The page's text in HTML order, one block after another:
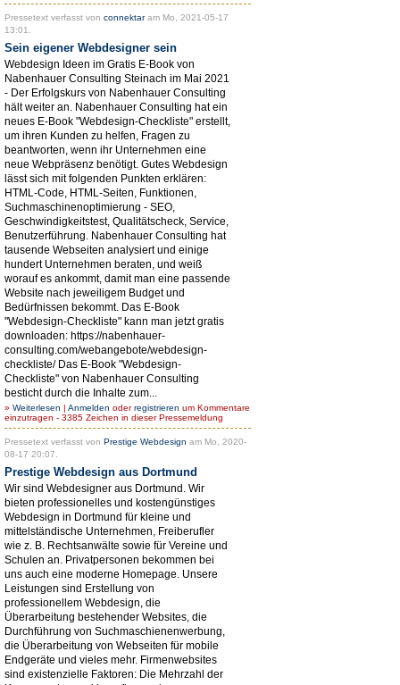
Pressetext verfasst von connektaram Mo, 2021-05-17
13:01.
Sein eigener Webdesigner sein
Webdesign Ideen im Gratis E-Book von
Nabenhauer Consulting Steinach im Mai 2021
- Der Erfolgskurs von Nabenhauer Consulting
hält weiter an. Nabenhauer Consulting hat ein
neues E-Book "Webdesign-Checkliste" erstellt,
um ihren Kunden zu helfen, Fragen zu
beantworten, wenn ihr Unternehmen eine
neue Webpräsenz benötigt. Gutes Webdesign
lässt sich mit folgenden Punkten erklären:
HTML-Code, HTML-Seiten, Funktionen,
Suchmaschinenoptimierung - SEO,
Geschwindigkeitstest, Qualitätscheck, Service,
Benutzerführung. Nabenhauer Consulting hat
tausende Webseiten analysiert und einige
hundert Unternehmen beraten, und weiß
worauf es ankommt, damit man eine passende
Website nach jeweiligem Budget und
Bedürfnissen bekommt. Das E-Book
"Webdesign-Checkliste" kann man jetzt gratis
downloaden: https://nabenhauer-
consulting.com/webangebote/webdesign-
checkliste/ Das E-Book "Webdesign-
Checkliste" von Nabenhauer Consulting
besticht durch die Inhalte zum...
» Weiterlesen | Anmelden oderregistrieren um Kommentare
einzutragen - 3385 Zeichen in dieser Pressemeldung
Pressetext verfasst von Prestige Webdesign am Mo, 2020-
08-17 20:07.
Prestige Webdesign aus Dortmund
Wir sind Webdesigner aus Dortmund. Wir
bieten professionelles und kostengünstiges
Webdesign in Dortmund für kleine und
mittelständische Unternehmen, Freiberufler
wie z. B. Rechtsanwälte sowie für Vereine und
Schulen an. Privatpersonen bekommen bei
uns auch eine moderne Homepage. Unsere
Leistungen sind Erstellung von
professionellem Webdesign, die
Überarbeitung bestehender Websites, die
Durchführung von Suchmaschienenwerbung,
die Überarbeitung von Webseiten für mobile
Endgeräte und vieles mehr. Firmenwebsites
sind existenzielle Faktoren: Die Mehrzahl der